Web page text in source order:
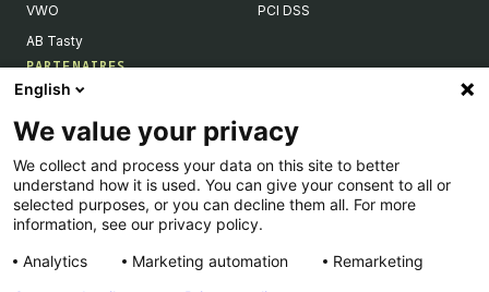
VWO
AB Tasty
PARTENAIRES
Devenir partenaires
Liste de nos intégrations
Agences Partenaires
PCI DSS
English
We value your privacy
We collect and process your data on this site to better
understand how it is used. You can give your consent to all or
selected purposes, or you can decline them all. For more
information, see our privacy policy.
Analytics
Marketing automation
Remarketing